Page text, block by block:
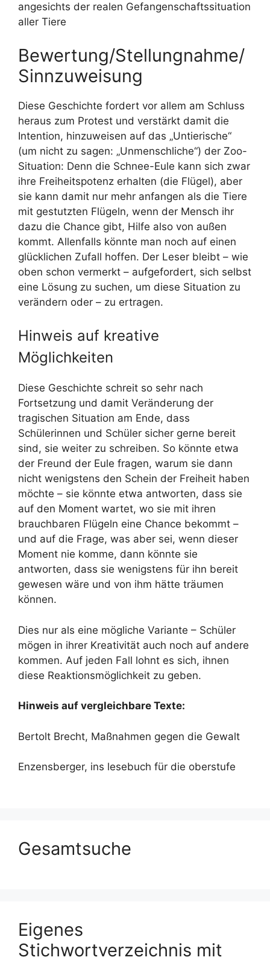
angesichts der realen Gefangenschaftssituation
aller Tiere
Bewertung/Stellungnahme/
Sinnzuweisung
Diese Geschichte fordert vor allem am Schluss
heraus zum Protest und verstärkt damit die
Intention, hinzuweisen auf das „Untierische“
(um nicht zu sagen: „Unmenschliche“) der Zoo-
Situation: Denn die Schnee-Eule kann sich zwar
ihre Freiheitspotenz erhalten (die Flügel), aber
sie kann damit nur mehr anfangen als die Tiere
mit gestutzten Flügeln, wenn der Mensch ihr
dazu die Chance gibt, Hilfe also von außen
kommt. Allenfalls könnte man noch auf einen
glücklichen Zufall hoffen. Der Leser bleibt – wie
oben schon vermerkt – aufgefordert, sich selbst
eine Lösung zu suchen, um diese Situation zu
verändern oder – zu ertragen.
Hinweis auf kreative
Möglichkeiten
Diese Geschichte schreit so sehr nach
Fortsetzung und damit Veränderung der
tragischen Situation am Ende, dass
Schülerinnen und Schüler sicher gerne bereit
sind, sie weiter zu schreiben. So könnte etwa
der Freund der Eule fragen, warum sie dann
nicht wenigstens den Schein der Freiheit haben
möchte – sie könnte etwa antworten, dass sie
auf den Moment wartet, wo sie mit ihren
brauchbaren Flügeln eine Chance bekommt –
und auf die Frage, was aber sei, wenn dieser
Moment nie komme, dann könnte sie
antworten, dass sie wenigstens für ihn bereit
gewesen wäre und von ihm hätte träumen
können.
Dies nur als eine mögliche Variante – Schüler
mögen in ihrer Kreativität auch noch auf andere
kommen. Auf jeden Fall lohnt es sich, ihnen
diese Reaktionsmöglichkeit zu geben.
Hinweis auf vergleichbare Texte:
Bertolt Brecht, Maßnahmen gegen die Gewalt
Enzensberger, ins lesebuch für die oberstufe
Gesamtsuche
Eigenes
Stichwortverzeichnis mit